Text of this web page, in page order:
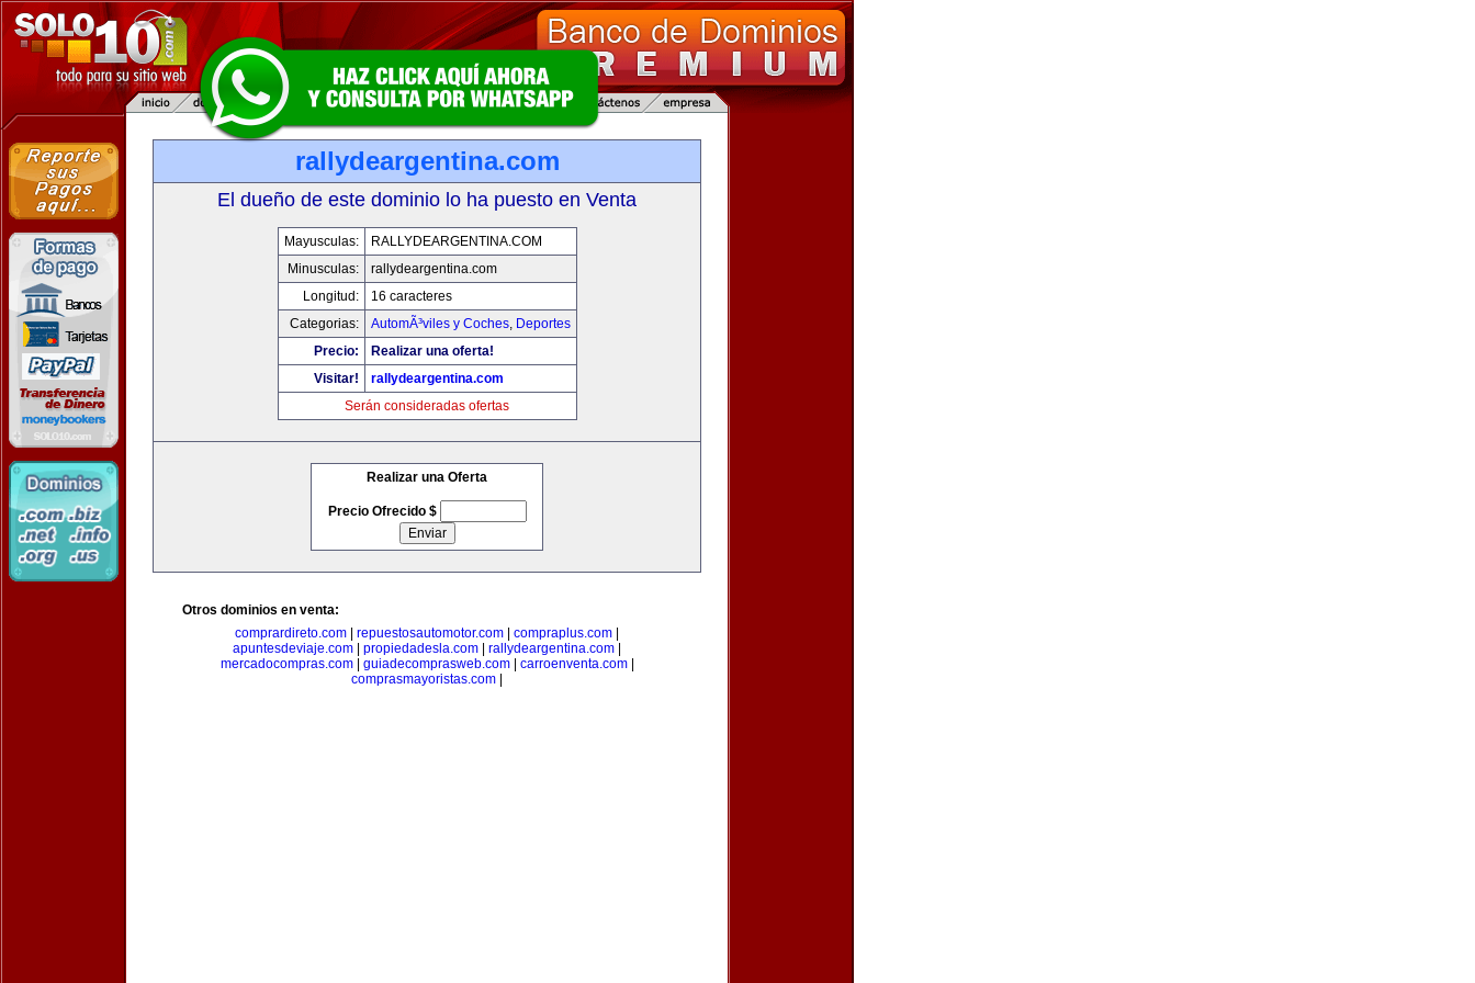
rallydeargentina.com
El dueño de este dominio lo ha puesto en Venta
Mayusculas:
RALLYDEARGENTINA.COM
Minusculas:
rallydeargentina.com
Longitud:
16 caracteres
Categorias:
AutomÃ³viles y Coches, Deportes
Precio:
Realizar una oferta!
Visitar!
rallydeargentina.com
Serán consideradas ofertas
Realizar una Oferta
Precio Ofrecido $
Otros dominios en venta:
comprardireto.com
repuestosautomotor.com compraplus.com
apuntesdeviaje.com
propiedadesla.com rallydeargentina.com
mercadocompras.com| guiadecomprasweb.com| carroenventa.com|
comprasmayoristas.com